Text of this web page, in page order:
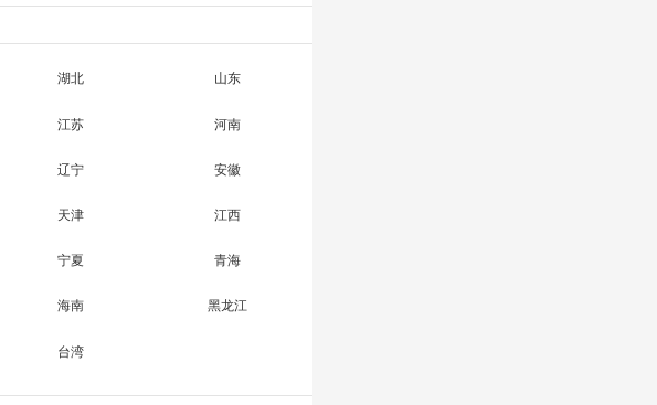
湖北 山东
江苏 河南
辽宁 安徽
天津 江西
宁夏 青海
海南 黑龙江
台湾